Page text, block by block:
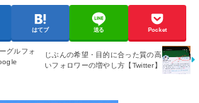
はてブ 送る Pocket
グルフォ
じぶんの希望・目的に合った質の高
いフォロワーの増やし方【Twitter】